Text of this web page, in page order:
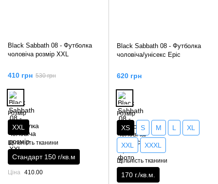
Black Sabbath 08 - Футболка
чоловіча розмір XXL
410 грн 530 грн
Розмір
XXL
Щільність тканини
Стандарт 150 г/кв.м
Ціна 410.00
Black Sabbath 08 - Футболка
чоловіча/унісекс Epic
620 грн
Розмір
XS S M L XL
XXL XXXL
Щільність тканини
170 г./кв.м.